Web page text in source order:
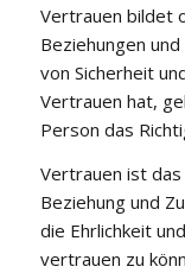
Vertrauen bildet
Beziehungen
von Sicherheit
Vertrauen hat,
Person das
Vertrauen ist
Beziehung und
die Ehrlichkeit
vertrauen zu